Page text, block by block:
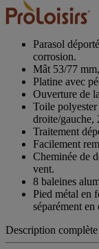
Parasol
corrosion.
Mât 53/77
Platine avec
Ouverture de
Toile
droite/gauche,
Traitement
Facilement
Cheminée de
vent.
8 baleines
Pied métal en
séparément
Description complète